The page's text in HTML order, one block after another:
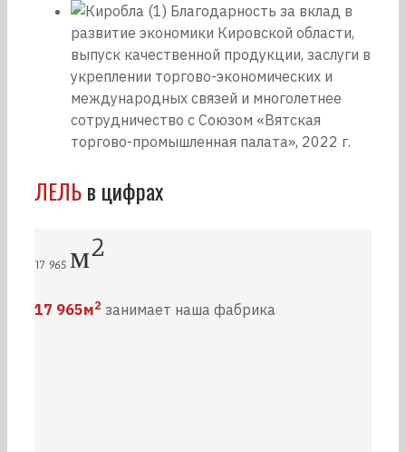
Благодарность за вклад в
развитие экономики Кировской области,
выпуск качественной продукции, заслуги в
укреплении торгово-экономических и
международных связей и многолетнее
сотрудничество с Союзом «Вятская
торгово-промышленная палата», 2022 г.
ЛЕЛЬв цифрах
17 965 м2
17 965м2 занимает наша фабрика